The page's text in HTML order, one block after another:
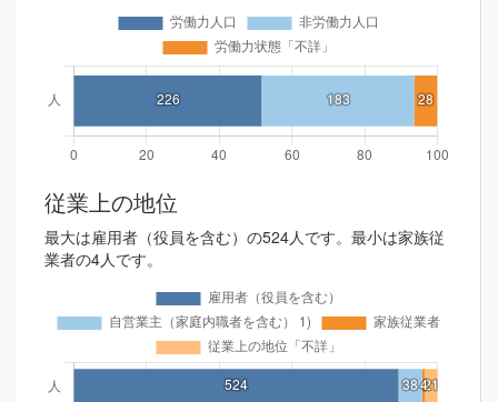
従業上の地位
最大は雇用者（役員を含む）の524人です。最小は家族従
業者の4人です。